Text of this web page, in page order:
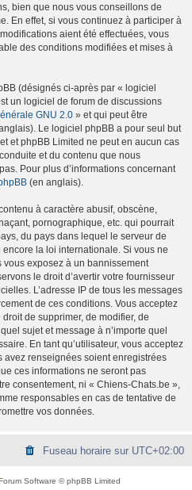
bien que nous vous conseillons de
En effet, si vous continuez à participer à
aient été effectuées, vous
des conditions modifiées et mises à
(désignés ci-après par « logiciel
un logiciel de forum de discussions
GNU 2.0 » et qui peut être
Le logiciel phpBB a pour seul but
et phpBB Limited ne peut en aucun cas
et du contenu que nous
Pour plus d’informations concernant
(en anglais).
à caractère abusif, obscène,
pornographique, etc. qui pourrait
du pays dans lequel le serveur de
la loi internationale. Si vous ne
exposez à un bannissement
le droit d’avertir votre fournisseur
L’adresse IP de tous les messages
de ces conditions. Vous acceptez
de supprimer, de modifier, de
sujet et message à n’importe quel
En tant qu’utilisateur, vous acceptez
avez renseignées soient enregistrées
ces informations ne seront pas
consentement, ni « Chiens-Chats.be »,
responsables en cas de tentative de
vos données.
Fuseau horaire sur UTC+02:00
Software © phpBB Limited